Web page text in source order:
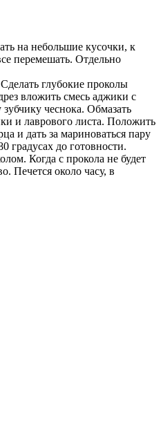
на небольшие кусочки, к
перемешать. Отдельно
глубокие проколы
вложить смесь аджики с
чеснока. Обмазать
и лаврового листа. Положить
и дать за мариноваться пару
градусах до готовности.
Когда с прокола не будет
Печется около часу, в